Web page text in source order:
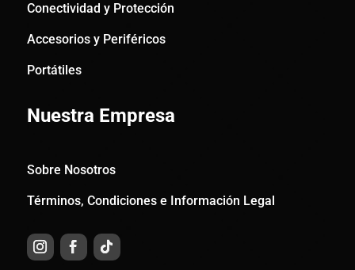
Conectividad y Protección
Accesorios y Periféricos
Portátiles
Nuestra Empresa
Sobre Nosotros
Términos, Condiciones e Información Legal